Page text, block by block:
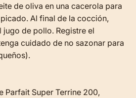
de oliva en una cacerola para
Al final de la cocción,
jugo de pollo. Registre el
cuidado de no sazonar para
Parfait Super Terrine 200,